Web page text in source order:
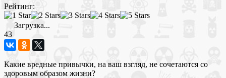
Рейтинг:
Загрузка...
43
Какие вредные привычки, на ваш взгляд, не сочетаются со
здоровым образом жизни?